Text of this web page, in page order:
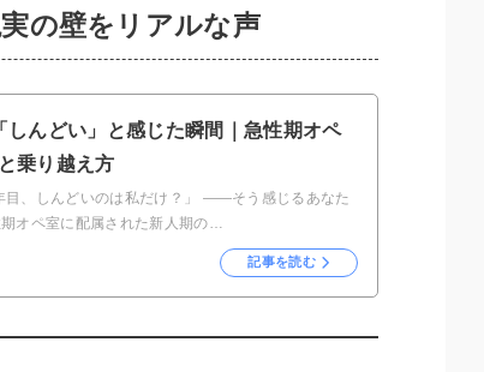
の壁をリアルな声
しんどい」と感じた瞬間｜急性期オペ
乗り越え方
目、しんどいのは私だけ？」 ——そう感じるあなた
オペ室に配属された新人期の…
記事を読む